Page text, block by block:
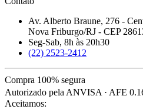
Av. Alberto Braune, 276 -
Nova Friburgo/RJ - CEP
Seg-Sab, 8h às 20h30
(22) 2523-2412
Compra 100% segura
Autorizado pela ANVISA · AFE
Aceitamos: